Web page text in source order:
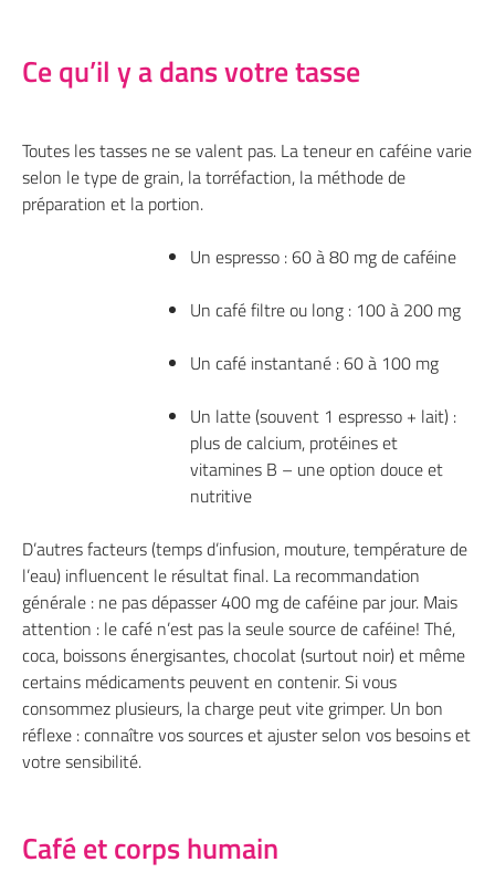
Ce qu’il y a dans votre tasse
Toutes les tasses ne se valent pas. La teneur en caféine varie
selon le type de grain, la torréfaction, la méthode de
préparation et la portion.
Un espresso : 60 à 80 mg de caféine
Un café filtre ou long : 100 à 200 mg
Un café instantané : 60 à 100 mg
Un latte (souvent 1 espresso + lait) :
plus de calcium, protéines et
vitamines B – une option douce et
nutritive
D’autres facteurs (temps d’infusion, mouture, température de
l’eau) influencent le résultat final. La recommandation
générale : ne pas dépasser 400 mg de caféine par jour. Mais
attention : le café n’est pas la seule source de caféine! Thé,
coca, boissons énergisantes, chocolat (surtout noir) et même
certains médicaments peuvent en contenir. Si vous
consommez plusieurs, la charge peut vite grimper. Un bon
réflexe : connaître vos sources et ajuster selon vos besoins et
votre sensibilité.
Café et corps humain